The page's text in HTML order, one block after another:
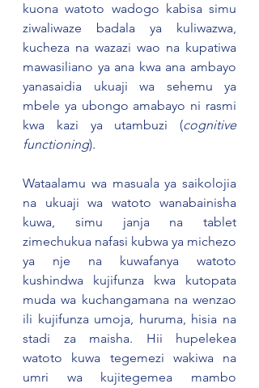
kuona watoto wadogo kabisa simu
ziwaliwaze badala ya kuliwazwa,
kucheza na wazazi wao na kupatiwa
mawasiliano ya ana kwa ana ambayo
yanasaidia ukuaji wa sehemu ya
mbele ya ubongo amabayo ni rasmi
kwa kazi ya utambuzi (cognitive
functioning).
Wataalamu wa masuala ya saikolojia
na ukuaji wa watoto wanabainisha
kuwa, simu janja na tablet
zimechukua nafasi kubwa ya michezo
ya nje na kuwafanya watoto
kushindwa kujifunza kwa kutopata
muda wa kuchangamana na wenzao
ili kujifunza umoja, huruma, hisia na
stadi za maisha. Hii hupelekea
watoto kuwa tegemezi wakiwa na
umri wa kujitegemea mambo